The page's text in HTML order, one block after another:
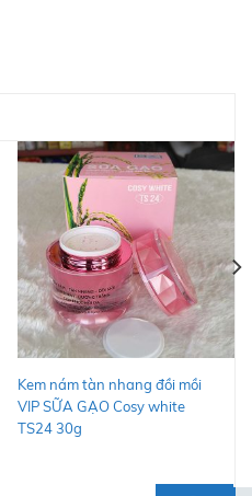
Kem nám tàn nhang đồi mồi
VIP SỮA GẠO Cosy white
TS24 30g